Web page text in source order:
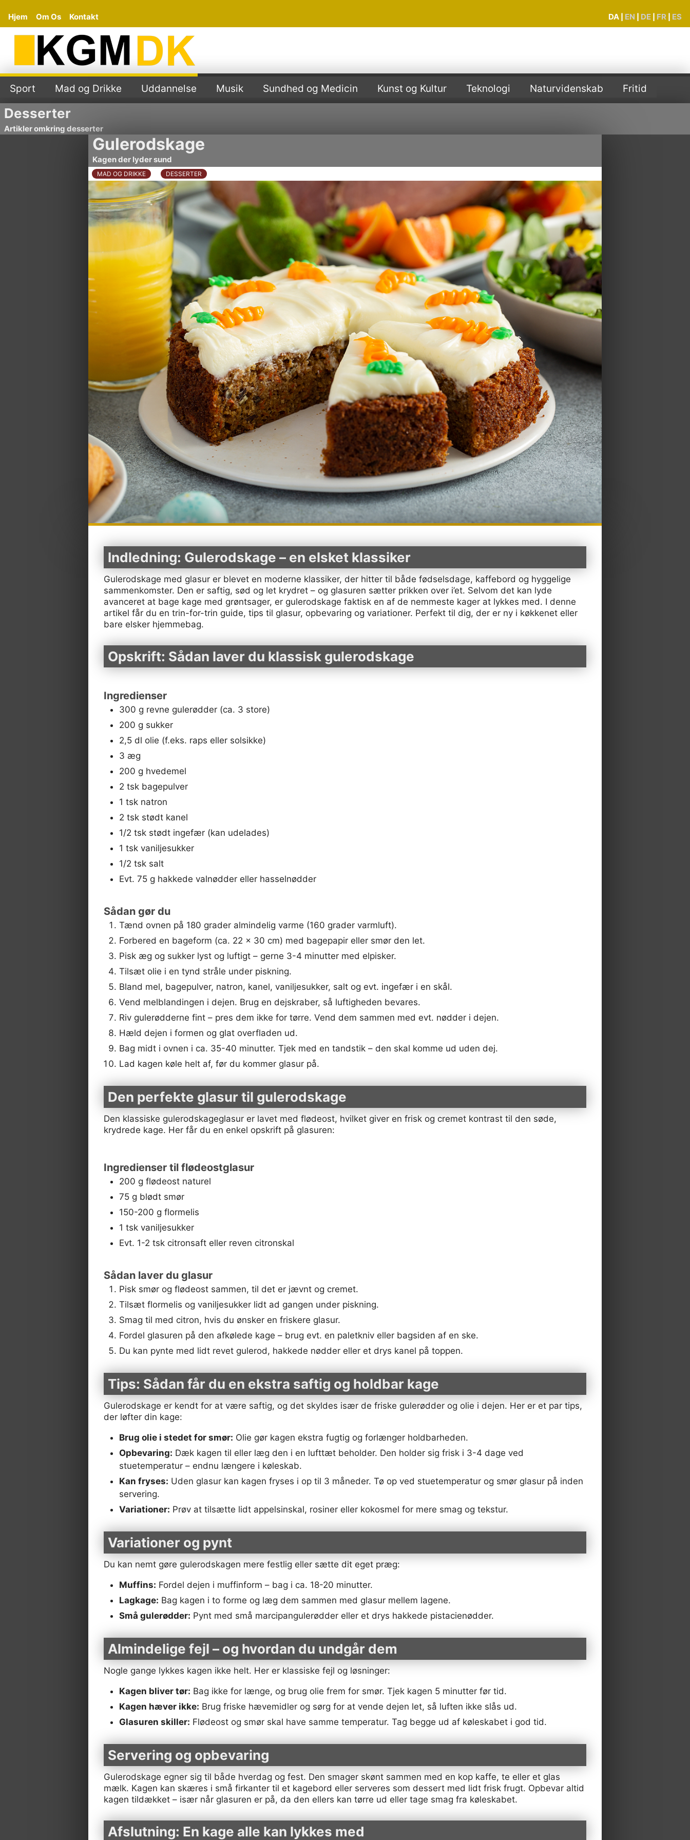
Hjem Om Os Kontakt DA EN DE FR ES
Sport Mad og Drikke Uddannelse Musik Sundhed og Medicin Kunst og Kultur Teknologi Naturvidenskab Fritid
Desserter
Artikler omkring desserter
Gulerodskage
Kagen der lyder sund
MAD OG DRIKKE DESSERTER
Indledning: Gulerodskage – en elsket klassiker
Gulerodskage med glasur er blevet en moderne klassiker, der hitter til både fødselsdage, kaffebord og hyggelige
sammenkomster. Den er saftig, sød og let krydret – og glasuren sætter prikken over i’et. Selvom det kan lyde
avanceret at bage kage med grøntsager, er gulerodskage faktisk en af de nemmeste kager at lykkes med. I denne
artikel får du en trin-for-trin guide, tips til glasur, opbevaring og variationer. Perfekt til dig, der er ny i køkkenet eller
bare elsker hjemmebag.
Opskrift: Sådan laver du klassisk gulerodskage
Ingredienser
300 g revne gulerødder (ca. 3 store)
200 g sukker
2,5 dl olie (f.eks. raps eller solsikke)
3 æg
200 g hvedemel
2 tsk bagepulver
1 tsk natron
2 tsk stødt kanel
1/2 tsk stødt ingefær (kan udelades)
1 tsk vaniljesukker
1/2 tsk salt
Evt. 75 g hakkede valnødder eller hasselnødder
Sådan gør du
Tænd ovnen på 180 grader almindelig varme (160 grader varmluft).
Forbered en bageform (ca. 22 x 30 cm) med bagepapir eller smør den let.
Pisk æg og sukker lyst og luftigt – gerne 3-4 minutter med elpisker.
Tilsæt olie i en tynd stråle under piskning.
Bland mel, bagepulver, natron, kanel, vaniljesukker, salt og evt. ingefær i en skål.
Vend melblandingen i dejen. Brug en dejskraber, så luftigheden bevares.
Riv gulerødderne fint – pres dem ikke for tørre. Vend dem sammen med evt. nødder i dejen.
Hæld dejen i formen og glat overfladen ud.
Bag midt i ovnen i ca. 35-40 minutter. Tjek med en tandstik – den skal komme ud uden dej.
Lad kagen køle helt af, før du kommer glasur på.
Den perfekte glasur til gulerodskage
Den klassiske gulerodskageglasur er lavet med flødeost, hvilket giver en frisk og cremet kontrast til den søde,
krydrede kage. Her får du en enkel opskrift på glasuren:
Ingredienser til flødeostglasur
200 g flødeost naturel
75 g blødt smør
150-200 g flormelis
1 tsk vaniljesukker
Evt. 1-2 tsk citronsaft eller reven citronskal
Sådan laver du glasur
Pisk smør og flødeost sammen, til det er jævnt og cremet.
Tilsæt flormelis og vaniljesukker lidt ad gangen under piskning.
Smag til med citron, hvis du ønsker en friskere glasur.
Fordel glasuren på den afkølede kage – brug evt. en paletkniv eller bagsiden af en ske.
Du kan pynte med lidt revet gulerod, hakkede nødder eller et drys kanel på toppen.
Tips: Sådan får du en ekstra saftig og holdbar kage
Gulerodskage er kendt for at være saftig, og det skyldes især de friske gulerødder og olie i dejen. Her er et par tips,
der løfter din kage:
Brug olie i stedet for smør: Olie gør kagen ekstra fugtig og forlænger holdbarheden.
Opbevaring: Dæk kagen til eller læg den i en lufttæt beholder. Den holder sig frisk i 3-4 dage ved
stuetemperatur – endnu længere i køleskab.
Kan fryses: Uden glasur kan kagen fryses i op til 3 måneder. Tø op ved stuetemperatur og smør glasur på inden
servering.
Variationer: Prøv at tilsætte lidt appelsinskal, rosiner eller kokosmel for mere smag og tekstur.
Variationer og pynt
Du kan nemt gøre gulerodskagen mere festlig eller sætte dit eget præg:
Muffins: Fordel dejen i muffinform – bag i ca. 18-20 minutter.
Lagkage: Bag kagen i to forme og læg dem sammen med glasur mellem lagene.
Små gulerødder: Pynt med små marcipangulerødder eller et drys hakkede pistacienødder.
Almindelige fejl – og hvordan du undgår dem
Nogle gange lykkes kagen ikke helt. Her er klassiske fejl og løsninger:
Kagen bliver tør: Bag ikke for længe, og brug olie frem for smør. Tjek kagen 5 minutter før tid.
Kagen hæver ikke: Brug friske hævemidler og sørg for at vende dejen let, så luften ikke slås ud.
Glasuren skiller: Flødeost og smør skal have samme temperatur. Tag begge ud af køleskabet i god tid.
Servering og opbevaring
Gulerodskage egner sig til både hverdag og fest. Den smager skønt sammen med en kop kaffe, te eller et glas
mælk. Kagen kan skæres i små firkanter til et kagebord eller serveres som dessert med lidt frisk frugt. Opbevar altid
kagen tildækket – især når glasuren er på, da den ellers kan tørre ud eller tage smag fra køleskabet.
Afslutning: En kage alle kan lykkes med